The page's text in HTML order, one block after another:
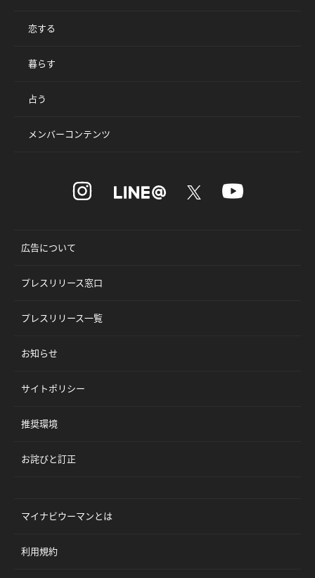
恋する
暮らす
占う
メンバーコンテンツ
広告について
プレスリリース窓口
プレスリリース一覧
お知らせ
サイトポリシー
推奨環境
お詫びと訂正
マイナビウーマンとは
利用規約